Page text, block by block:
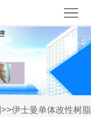
>>伊士曼单体改性树脂